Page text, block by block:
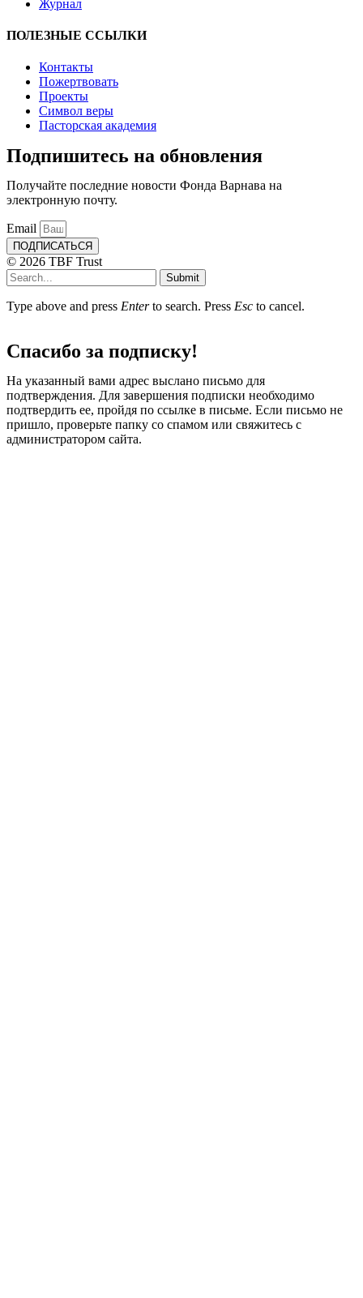
Журнал
ПОЛЕЗНЫЕ ССЫЛКИ
Контакты
Пожертвовать
Проекты
Символ веры
Пасторская академия
Подпишитесь на обновления
Получайте последние новости Фонда Варнава на
электронную почту.
Email
ПОДПИСАТЬСЯ
© 2026 TBF Trust
Submit
Type above and press Enterto search. Press Esc to cancel.
Спасибо за подписку!
На указанный вами адрес выслано письмо для
подтверждения. Для завершения подписки необходимо
подтвердить ее, пройдя по ссылке в письме. Если письмо не
пришло, проверьте папку со спамом или свяжитесь с
администратором сайта.